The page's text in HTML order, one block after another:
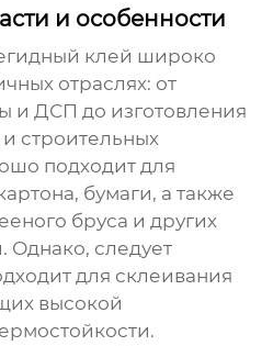
и особенности
клей широко
отраслях: от
и ДСП до изготовления
строительных
подходит для
бумаги, а также
бруса и других
Однако, следует
для склеивания
высокой